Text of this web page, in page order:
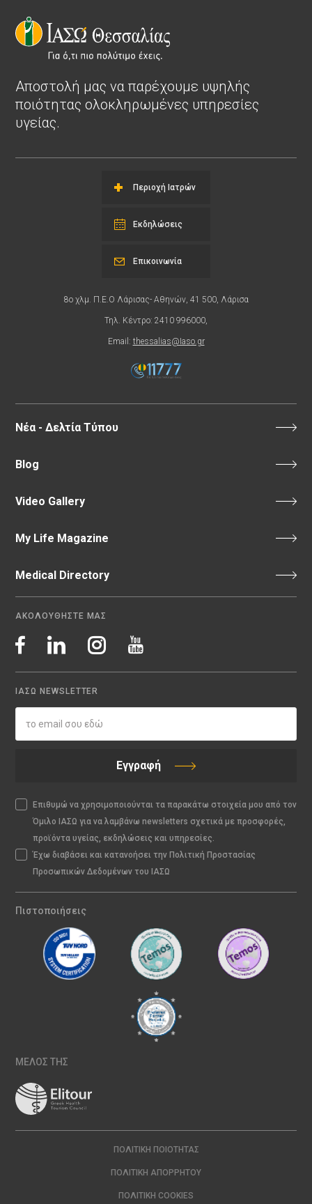
Αποστολή μας να παρέχουμε υψηλής
ποιότητας ολοκληρωμένες υπηρεσίες
υγείας.
Περιοχή Ιατρών
Εκδηλώσεις
8ο χλμ. Π.Ε.Ο Λάρισας- Αθηνών, 41 500, Λάρισα
Τηλ. Κέντρο: 2410 996000,
Email: thessalias@Iaso.gr
Επικοινωνία
Νέα - Δελτία Τύπου
Blog
Video Gallery
My Life Magazine
Medical Directory
ΑΚΟΛΟΥΘΗΣΤΕ ΜΑΣ
ΙΑΣΩ NEWSLETTER
Εγγραφή
Επιθυμώ να χρησιμοποιούνται τα παρακάτω στοιχεία μου από τον
Όμιλο ΙΑΣΩ για να λαμβάνω newsletters σχετικά με προσφορές,
προϊόντα υγείας, εκδηλώσεις και υπηρεσίες.
Έχω διαβάσει και κατανοήσει την Πολιτική Προστασίας
Προσωπικών Δεδομένων του ΙΑΣΩ
Πιστοποιήσεις
ΜΕΛΟΣ ΤΗΣ
ΠΟΛΙΤΙΚΉ ΠΟΙΌΤΗΤΑΣ
ΠΟΛΙΤΙΚΉ ΑΠΟΡΡΉΤΟΥ
ΠΟΛΙΤΙΚΉ COOKIES